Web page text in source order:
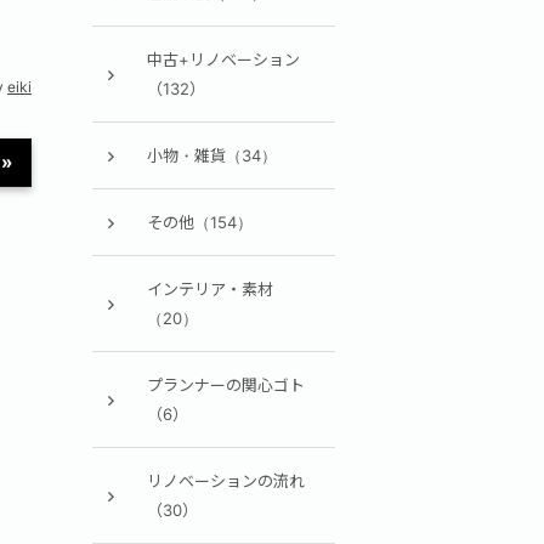
eiki
中古+リノベーション
（132）
小物・雑貨（34）
その他（154）
インテリア・素材
（20）
プランナーの関心ゴト
（6）
リノベーションの流れ
（30）